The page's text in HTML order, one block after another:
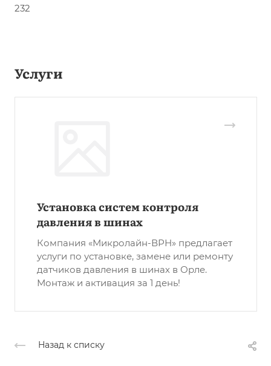
232
Услуги
Установка систем контроля
давления в шинах
Компания «Микролайн-ВРН» предлагает
услуги по установке, замене или ремонту
датчиков давления в шинах в Орле.
Монтаж и активация за 1 день!
Назад к списку